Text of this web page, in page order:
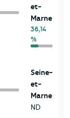
et-
Marne
36,14
%
Seine-
et-
Marne
ND